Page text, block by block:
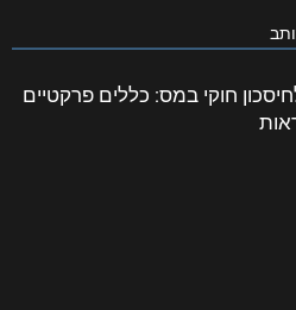
חוקי במס: כללים פרקטיים